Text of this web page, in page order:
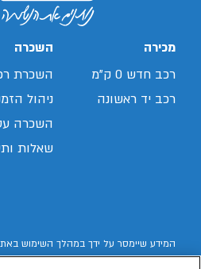
מכירה
רכב חדש 0 ק"מ
רכב יד ראשונה
השכרה
השכרת
ניהול
השכרה
שאלות
המידע שיימסר על ידך במהלך השימוש